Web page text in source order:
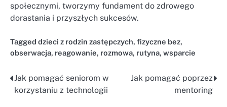
społecznymi, tworzymy fundament do zdrowego
dorastania i przyszłych sukcesów.
Tagged dzieci z rodzin zastępczych, fizyczne bez,
obserwacja, reagowanie, rozmowa, rutyna, wsparcie
Nawigacja
wpisu
Jak pomagać seniorom w
korzystaniu z technologii
Jak pomagać poprzez
mentoring